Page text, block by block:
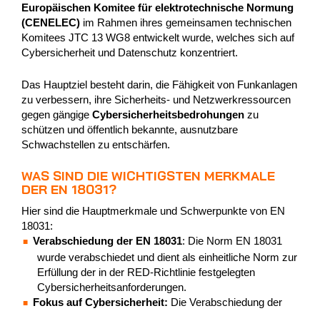
Europäischen Komitee für elektrotechnische Normung
(CENELEC) im Rahmen ihres gemeinsamen technischen
Komitees JTC 13 WG8 entwickelt wurde, welches sich auf
Cybersicherheit und Datenschutz konzentriert.
Das Hauptziel besteht darin, die Fähigkeit von Funkanlagen
zu verbessern, ihre Sicherheits- und Netzwerkressourcen
gegen gängige Cybersicherheitsbedrohungen zu
schützen und öffentlich bekannte, ausnutzbare
Schwachstellen zu entschärfen.
WAS SIND DIE WICHTIGSTEN MERKMALE
DER EN 18031?
Hier sind die Hauptmerkmale und Schwerpunkte von EN
18031:
Verabschiedung der EN 18031: Die Norm EN 18031
wurde verabschiedet und dient als einheitliche Norm zur
Erfüllung der in der RED-Richtlinie festgelegten
Cybersicherheitsanforderungen.
Fokus auf Cybersicherheit: Die Verabschiedung der